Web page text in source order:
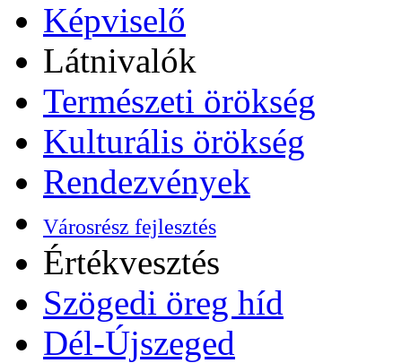
Képviselő
Látnivalók
Természeti örökség
Kulturális örökség
Rendezvények
Városrész fejlesztés
Értékvesztés
Szögedi öreg híd
Dél-Újszeged